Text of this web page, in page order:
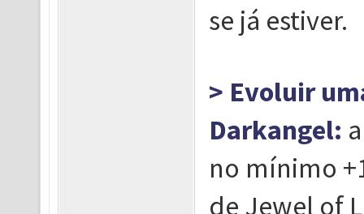
se já estiver.
> Evoluir
Darkangel:
no mínimo
de Jewel of